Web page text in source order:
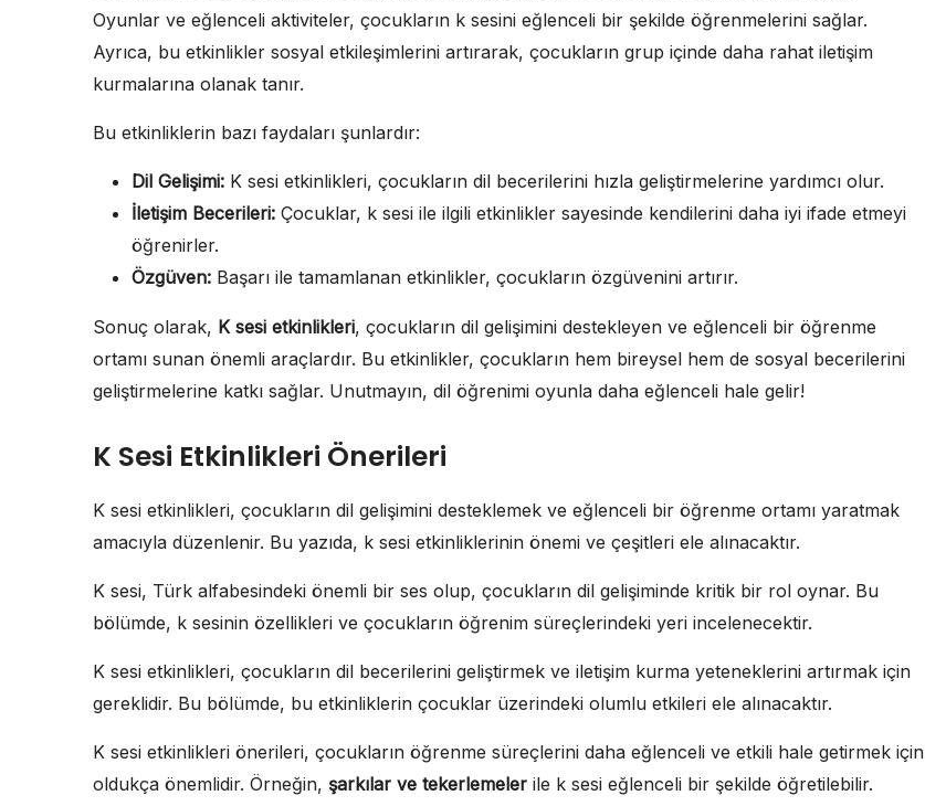
Oyunlar ve eğlenceli aktiviteler, çocukların k sesini eğlenceli bir şekilde öğrenmelerini sağlar.
Ayrıca, bu etkinlikler sosyal etkileşimlerini artırarak, çocukların grup içinde daha rahat iletişim
kurmalarına olanak tanır.
Bu etkinliklerin bazı faydaları şunlardır:
Dil Gelişimi: K sesi etkinlikleri, çocukların dil becerilerini hızla geliştirmelerine yardımcı olur.
İletişim Becerileri: Çocuklar, k sesi ile ilgili etkinlikler sayesinde kendilerini daha iyi ifade etmeyi
öğrenirler.
Özgüven: Başarı ile tamamlanan etkinlikler, çocukların özgüvenini artırır.
Sonuç olarak, K sesi etkinlikleri, çocukların dil gelişimini destekleyen ve eğlenceli bir öğrenme
ortamı sunan önemli araçlardır. Bu etkinlikler, çocukların hem bireysel hem de sosyal becerilerini
geliştirmelerine katkı sağlar. Unutmayın, dil öğrenimi oyunla daha eğlenceli hale gelir!
K Sesi Etkinlikleri Önerileri
K sesi etkinlikleri, çocukların dil gelişimini desteklemek ve eğlenceli bir öğrenme ortamı yaratmak
amacıyla düzenlenir. Bu yazıda, k sesi etkinliklerinin önemi ve çeşitleri ele alınacaktır.
K sesi, Türk alfabesindeki önemli bir ses olup, çocukların dil gelişiminde kritik bir rol oynar. Bu
bölümde, k sesinin özellikleri ve çocukların öğrenim süreçlerindeki yeri incelenecektir.
K sesi etkinlikleri, çocukların dil becerilerini geliştirmek ve iletişim kurma yeteneklerini artırmak için
gereklidir. Bu bölümde, bu etkinliklerin çocuklar üzerindeki olumlu etkileri ele alınacaktır.
K sesi etkinlikleri önerileri, çocukların öğrenme süreçlerini daha eğlenceli ve etkili hale getirmek için
oldukça önemlidir. Örneğin, şarkılar ve tekerlemeler ile k sesi eğlenceli bir şekilde öğretilebilir.